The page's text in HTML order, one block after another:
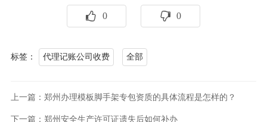
0 0
标签： 代理记账公司收费 全部
上一篇：郑州办理模板脚手架专包资质的具体流程是怎样的？
下一篇：郑州安全生产许可证遗失后如何补办